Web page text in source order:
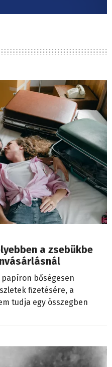
a zsebükbe
bőségesen
fizetésére, a
tudja egy összegben